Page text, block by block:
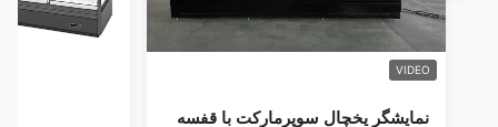
VIDEO
نمایشگر یخچال سوپرمارکت با قفسه